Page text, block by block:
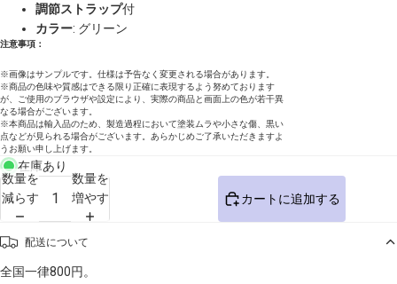
調節ストラップ付
カラー: グリーン
注意事項：
※画像はサンプルです。仕様は予告なく変更される場合があります。
※商品の色味や質感はできる限り正確に表現するよう努めております
が、ご使用のブラウザや設定により、実際の商品と画面上の色が若干異
なる場合がございます。
※本商品は輸入品のため、製造過程において塗装ムラや小さな傷、黒い
点などが見られる場合がございます。あらかじめご了承いただきますよ
うお願い申し上げます。
在庫あり
数量を
減らす
数量を
増やす
カートに追加する
配送について
全国一律800円。